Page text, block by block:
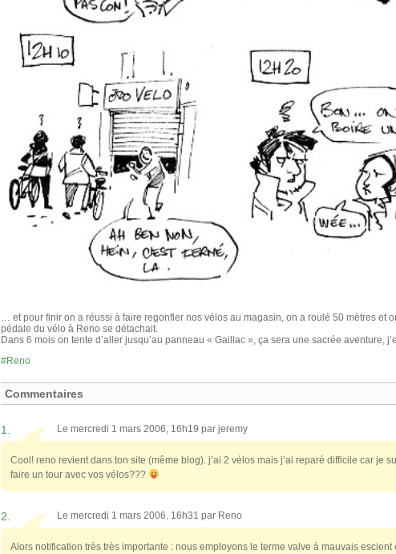
… et pour finir on a réussi à faire regonfler nos vélos au magasin, on a roulé 50 mètres et
pédale du vélo à Reno se détachait.
Dans 6 mois on tente d’aller jusqu’au panneau « Gaillac », ça sera une sacrée aventure,
Reno
Commentaires
1. Le mercredi 1 mars 2006, 16h19 par jeremy
Cool! reno revient dans ton site (même blog). j’ai 2 vélos mais j’ai reparé difficile car je
faire un tour avec vos vélos???
2. Le mercredi 1 mars 2006, 16h31 par Reno
Alors notification très très importante : nous employons le terme valve à mauvais